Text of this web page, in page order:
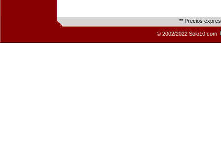
** Precios
© 2002/2022 Solo10.com